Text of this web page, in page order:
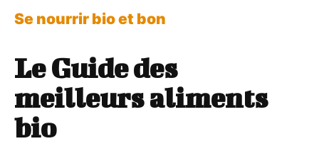
Se nourrir bio et bon
Le Guide des
meilleurs aliments
bio